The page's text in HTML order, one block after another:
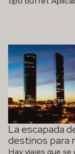
La escapada
destinos para
Hay viajes que